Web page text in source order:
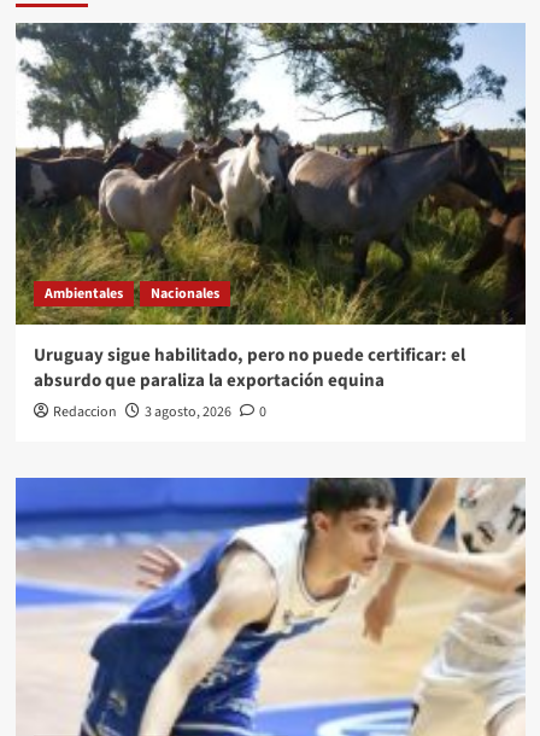
Ambientales Nacionales
Uruguay sigue habilitado, pero no puede certificar: el
absurdo que paraliza la exportación equina
Redaccion 3 agosto, 2026 0